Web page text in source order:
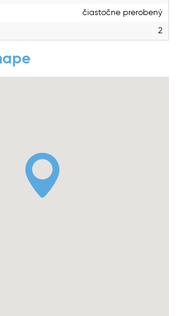
čiastočne prerobený
2